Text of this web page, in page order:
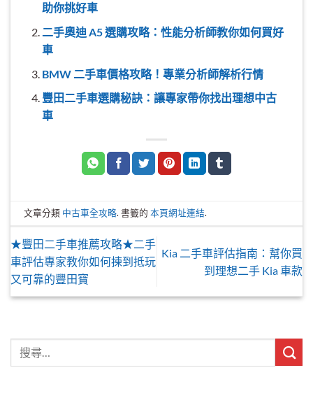
助你挑好車
二手奧迪 A5 選購攻略：性能分析師教你如何買好
車
BMW 二手車價格攻略！專業分析師解析行情
豐田二手車選購秘訣：讓專家帶你找出理想中古
車
文章分類 中古車全攻略. 書籤的本頁網址連結.
★豐田二手車推薦攻略★二手
車評估專家教你如何揀到抵玩
又可靠的豐田寶
Kia 二手車評估指南：幫你買
到理想二手 Kia 車款